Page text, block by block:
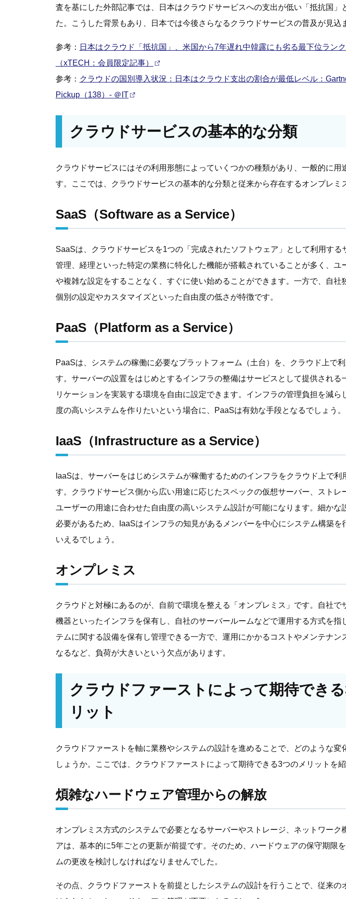
査を基にした外部記事では、日本はクラウドサービスへの支出が低い「抵抗国」
た。こうした背景もあり、日本では今後さらなるクラウドサービスの普及が見込
参考： 日本はクラウド「抵抗国」、米国から7年遅れ中韓露にも劣る最下位ラン
（xTECH：会員限定記事）
参考： クラウドの国別導入状況：日本はクラウド支出の割合が最低レベル：
Pickup（138）- ＠IT
クラウドサービスの基本的な分類
クラウドサービスにはその利用形態によっていくつかの種類があり、一般的に用
す。ここでは、クラウドサービスの基本的な分類と従来から存在するオンプレミ
SaaS（Software as a Service）
SaaSは、クラウドサービスを1つの「完成されたソフトウェア」として利用する
管理、経理といった特定の業務に特化した機能が搭載されていることが多く、ユ
や複雑な設定をすることなく、すぐに使い始めることができます。一方で、自社
個別の設定やカスタマイズといった自由度の低さが特徴です。
PaaS（Platform as a Service）
PaaSは、システムの稼働に必要なプラットフォーム（土台）を、クラウド上で
す。サーバーの設置をはじめとするインフラの整備はサービスとして提供される
リケーションを実装する環境を自由に設定できます。インフラの管理負担を減ら
度の高いシステムを作りたいという場合に、PaaSは有効な手段となるでしょう。
IaaS（Infrastructure as a Service）
IaaSは、サーバーをはじめシステムが稼働するためのインフラをクラウド上で利
す。クラウドサービス側から広い用途に応じたスペックの仮想サーバー、ストレ
ユーザーの用途に合わせた自由度の高いシステム設計が可能になります。細かな
必要があるため、IaaSはインフラの知見があるメンバーを中心にシステム構築を
いえるでしょう。
オンプレミス
クラウドと対極にあるのが、自前で環境を整える「オンプレミス」です。自社で
機器といったインフラを保有し、自社のサーバールームなどで運用する方式を指
テムに関する設備を保有し管理できる一方で、運用にかかるコストやメンテナン
なるなど、負荷が大きいという欠点があります。
クラウドファーストによって期待でき
リット
クラウドファーストを軸に業務やシステムの設計を進めることで、どのような変
しょうか。ここでは、クラウドファーストによって期待できる3つのメリットを紹
煩雑なハードウェア管理からの解放
オンプレミス方式のシステムで必要となるサーバーやストレージ、ネットワーク
アは、基本的に5年ごとの更新が前提です。そのため、ハードウェアの保守期限
ムの更改を検討しなければなりませんでした。
その点、クラウドファーストを前提としたシステムの設計を行うことで、従来の